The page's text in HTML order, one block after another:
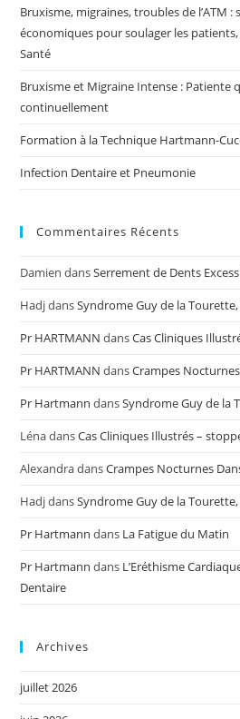
Bruxisme, migraines, troubles de l’ATM
économiques pour soulager les
Santé
Bruxisme et Migraine Intense : Patiente
continuellement
Formation à la Technique Hartmann-
Infection Dentaire et Pneumonie
Commentaires Récents
Damien dansSerrement de Dents
HadjdansSyndrome Guy de la
Pr HARTMANN dansCas Cliniques
Pr HARTMANN dansCrampes
Pr Hartmann dansSyndrome Guy de la
LénadansCas Cliniques Illustrés –
AlexandradansCrampes Nocturnes
HadjdansSyndrome Guy de la
Pr Hartmann dans La Fatigue du Matin
Pr Hartmann dans L’Eréthisme
Dentaire
Archives
juillet 2026